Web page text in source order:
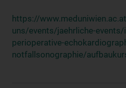
https://
uns/events/jaehrliche-
perioperative-
notfallsonographie/